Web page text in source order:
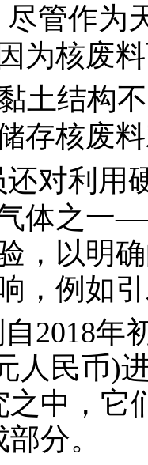
管作为
为核废
土结构
存核废
对利用
体之一
，以明
，例如
2018年
人民币)
中，它
分。